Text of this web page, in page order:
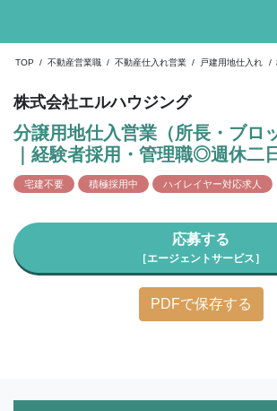
TOP / 不動産営業職 / 不動産仕入れ営業 / 戸建用地仕入れ /
株式会社エルハウジング
分譲用地仕入営業（所長・ブロ
｜経験者採用・管理職◎週休二日
宅建不要 積極採用中 ハイレイヤー対応求人
応募する
［エージェントサービス］
PDFで保存する